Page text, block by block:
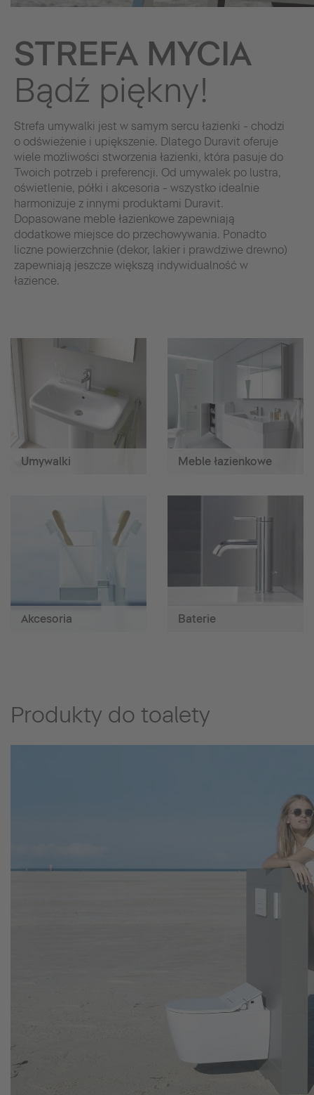
STREFA MYCIA
Bądź piękny!
Strefa umywalki jest w samym sercu łazienki - chodzi
o odświeżenie i upiększenie. Dlatego Duravit oferuje
wiele możliwości stworzenia łazienki, która pasuje do
Twoich potrzeb i preferencji. Od umywalek po lustra,
oświetlenie, półki i akcesoria - wszystko idealnie
harmonizuje z innymi produktami Duravit.
Dopasowane meble łazienkowe zapewniają
dodatkowe miejsce do przechowywania. Ponadto
liczne powierzchnie (dekor, lakier i prawdziwe drewno)
zapewniają jeszcze większą indywidualność w
łazience.
Umywalki Meble łazienkowe
Akcesoria Baterie
Produkty do toalety